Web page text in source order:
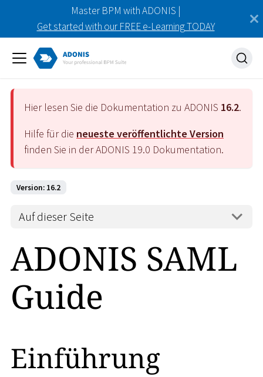
Master BPM with ADONIS |
Get started with our FREE e-Learning TODAY
Hier lesen Sie die Dokumentation zu ADONIS 16.2.
Hilfe für die neueste veröffentlichte Version
finden Sie in der ADONIS 19.0 Dokumentation.
Version: 16.2
Auf dieser Seite
ADONIS SAML
Guide
Einführung